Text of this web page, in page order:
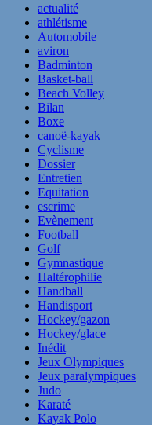
actualité
athlétisme
Automobile
aviron
Badminton
Basket-ball
Beach Volley
Bilan
Boxe
canoë-kayak
Cyclisme
Dossier
Entretien
Equitation
escrime
Evènement
Football
Golf
Gymnastique
Haltérophilie
Handball
Handisport
Hockey/gazon
Hockey/glace
Inédit
Jeux Olympiques
Jeux paralympiques
Judo
Karaté
Kayak Polo